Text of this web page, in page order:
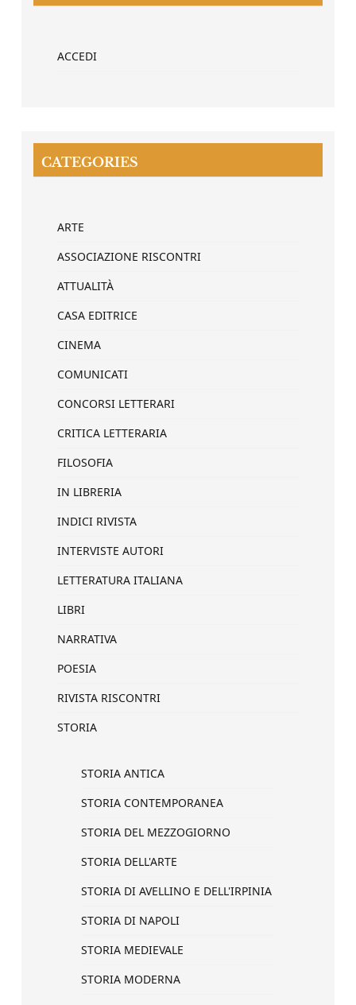
ACCEDI
CATEGORIES
ARTE
ASSOCIAZIONE RISCONTRI
ATTUALITÀ
CASA EDITRICE
CINEMA
COMUNICATI
CONCORSI LETTERARI
CRITICA LETTERARIA
FILOSOFIA
IN LIBRERIA
INDICI RIVISTA
INTERVISTE AUTORI
LETTERATURA ITALIANA
LIBRI
NARRATIVA
POESIA
RIVISTA RISCONTRI
STORIA
STORIA ANTICA
STORIA CONTEMPORANEA
STORIA DEL MEZZOGIORNO
STORIA DELL'ARTE
STORIA DI AVELLINO E DELL'IRPINIA
STORIA DI NAPOLI
STORIA MEDIEVALE
STORIA MODERNA